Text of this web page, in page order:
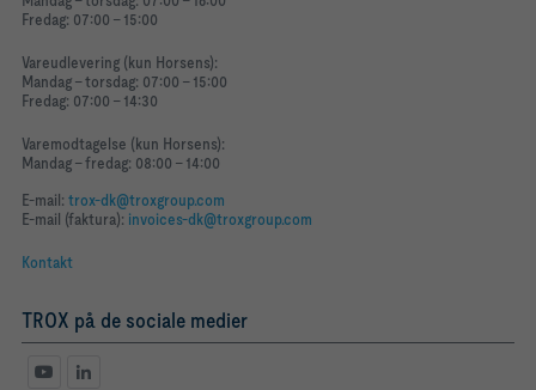
Fredag: 07:00 - 15:00
Vareudlevering (kun Horsens):
Mandag - torsdag: 07:00 - 15:00
Fredag: 07:00 - 14:30
Varemodtagelse (kun Horsens):
Mandag - fredag: 08:00 - 14:00
E-mail: trox-dk@troxgroup.com
E-mail (faktura): invoices-dk@troxgroup.com
Kontakt
TROX på de sociale medier